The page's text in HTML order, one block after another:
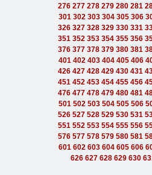
276 277 278 279 280 281
301 302 303 304 305 306
326 327 328 329 330 331
351 352 353 354 355 356
376 377 378 379 380 381
401 402 403 404 405 406
426 427 428 429 430 431
451 452 453 454 455 456
476 477 478 479 480 481
501 502 503 504 505 506
526 527 528 529 530 531
551 552 553 554 555 556
576 577 578 579 580 581
601 602 603 604 605 606
626 627 628 629 630